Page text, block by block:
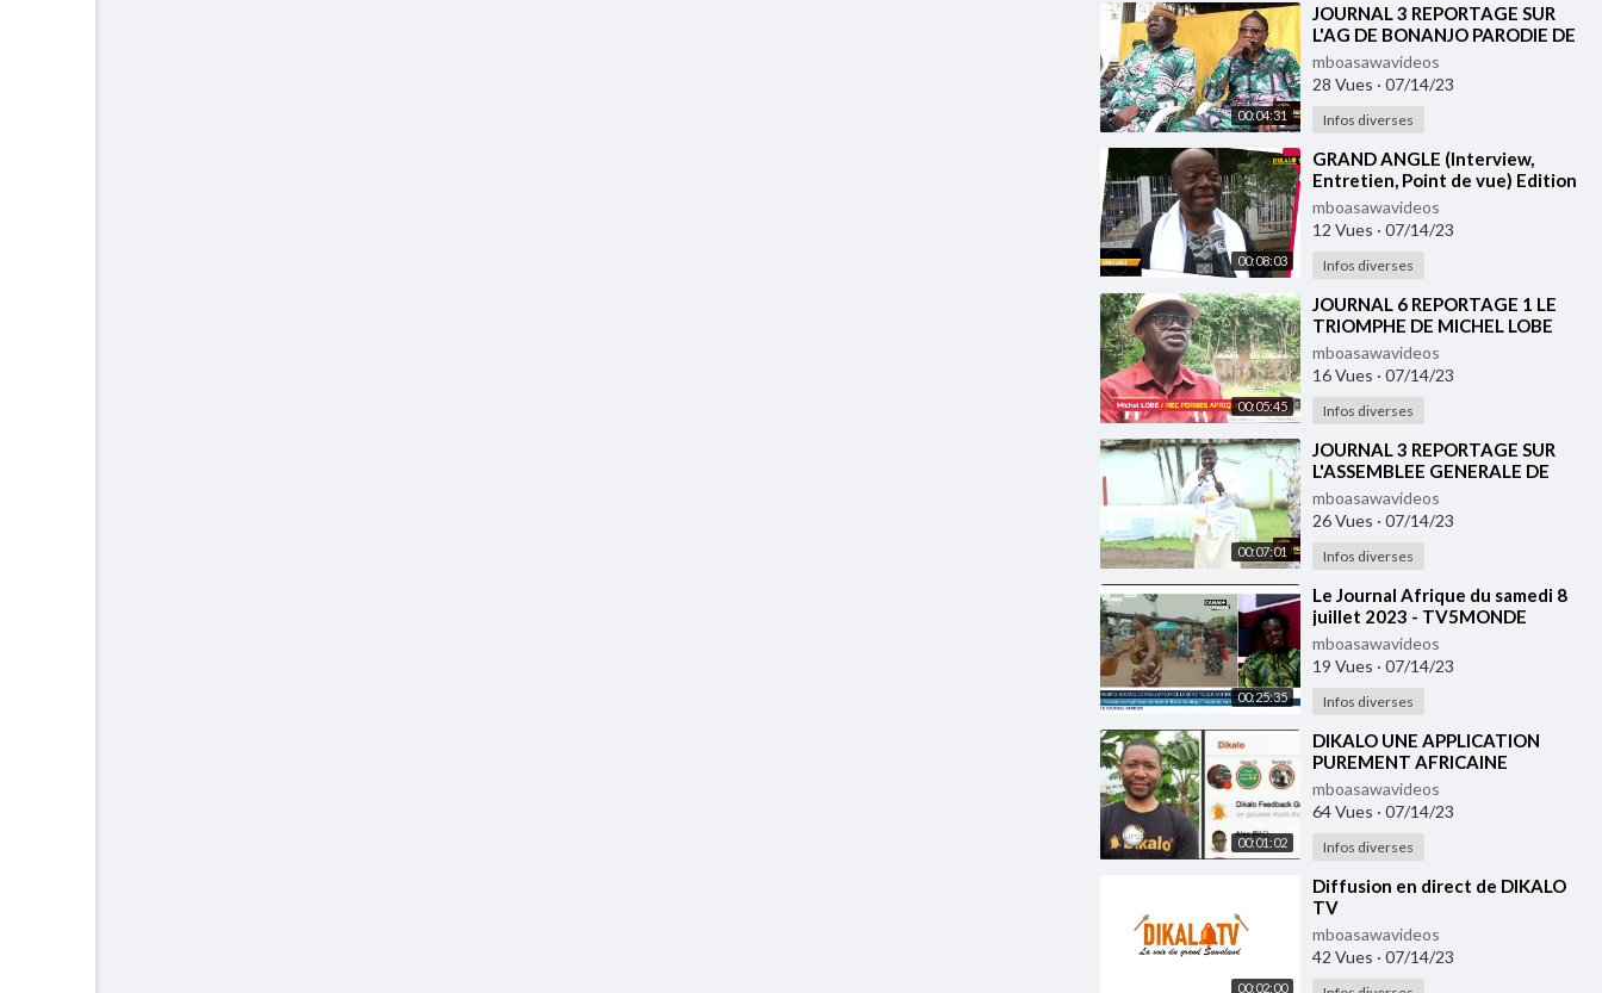
00:04:31
⁣JOURNAL 3 REPORTAGE SUR
L'AG DE BONANJO PARODIE DE
DIALOGUE
mboasawavideos
28 Vues · 07/14/23
Infos diverses
00:08:03
⁣GRAND ANGLE (Interview,
Entretien, Point de vue) Edition
1
mboasawavideos
12 Vues · 07/14/23
Infos diverses
00:05:45
⁣JOURNAL 6 REPORTAGE 1 LE
TRIOMPHE DE MICHEL LOBE
EWANE A DUBAÏ
mboasawavideos
16 Vues · 07/14/23
Infos diverses
00:07:01
⁣JOURNAL 3 REPORTAGE SUR
L'ASSEMBLEE GENERALE DE
BONANJO
mboasawavideos
26 Vues · 07/14/23
Infos diverses
00:25:35
⁣Le Journal Afrique du samedi 8
juillet 2023 - TV5MONDE
mboasawavideos
19 Vues · 07/14/23
Infos diverses
00:01:02
⁣DIKALO UNE APPLICATION
PUREMENT AFRICAINE
mboasawavideos
64 Vues · 07/14/23
Infos diverses
00:02:00
⁣Diffusion en direct de DIKALO
TV
mboasawavideos
42 Vues · 07/14/23